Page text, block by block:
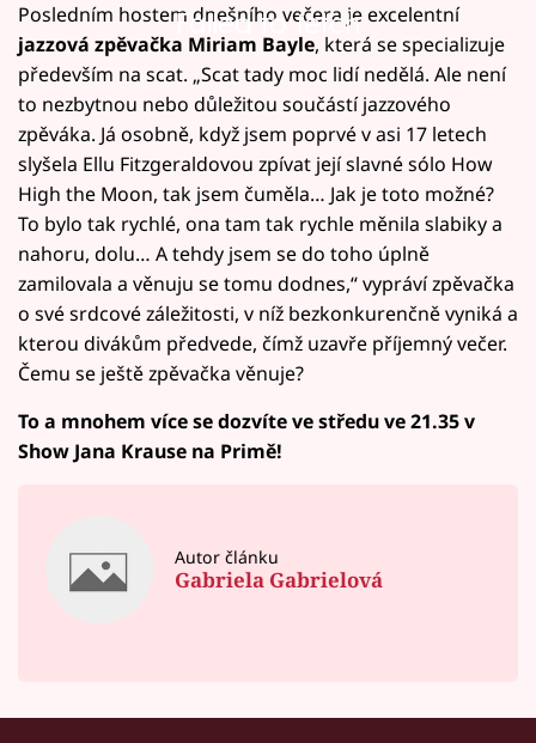
Failed to fetch
Posledním hostem dnešního večera je excelentní
jazzová zpěvačka Miriam Bayle, která se specializuje
především na scat. „Scat tady moc lidí nedělá. Ale není
to nezbytnou nebo důležitou součástí jazzového
zpěváka. Já osobně, když jsem poprvé v asi 17 letech
slyšela Ellu Fitzgeraldovou zpívat její slavné sólo How
High the Moon, tak jsem čuměla… Jak je toto možné?
To bylo tak rychlé, ona tam tak rychle měnila slabiky a
nahoru, dolu… A tehdy jsem se do toho úplně
zamilovala a věnuju se tomu dodnes,“ vypráví zpěvačka
o své srdcové záležitosti, v níž bezkonkurenčně vyniká a
kterou divákům předvede, čímž uzavře příjemný večer.
Čemu se ještě zpěvačka věnuje?
To a mnohem více se dozvíte ve středu ve 21.35 v
Show Jana Krause na Primě!
Autor článku
Gabriela Gabrielová